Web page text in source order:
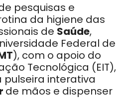
pesquisas e
da higiene das
de Saúde,
Federal de
), com o apoio do
Tecnológica (EIT),
interativa
de mãos e dispenser